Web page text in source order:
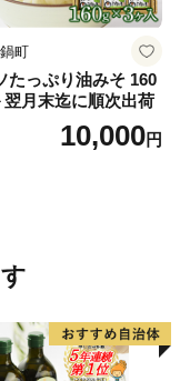
町
たっぷり油みそ 160
月末迄に順次出荷
10,000円